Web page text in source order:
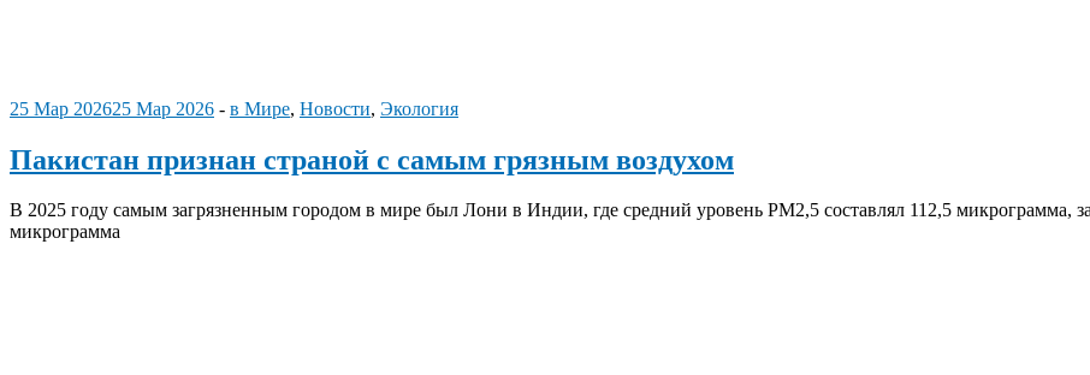
25 Мар 202625 Мар 2026 - в Мире, Новости, Экология
Пакистан признан страной с самым грязным воздухом
В 2025 году самым загрязненным городом в мире был Лони в Индии, где средний уровень PM2,5 составлял 112,5 микрограмма,
микрограмма